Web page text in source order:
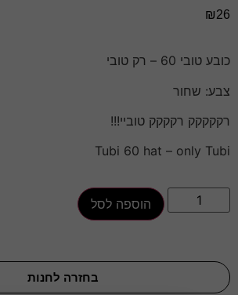
₪26
כובע טובי 60 – רק טובי
צבע: שחור
רקקקקק רקקקק טוביי!!!
Tubi 60 hat – only Tubi
הוספה לסל
בחזרה לחנות